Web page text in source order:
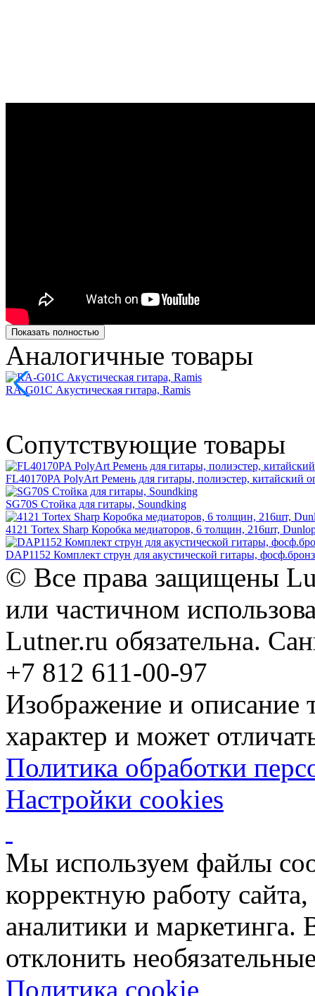
Показать полностью
Аналогичные товары
RA-G01C Акустическая гитара, Ramis
Сопутствующие товары
FL40170PA PolyArt Ремень для гитары, полиэстер, китайский
SG70S Стойка для гитары, Soundking
4121 Tortex Sharp Коробка медиаторов, 6 толщин, 216шт,
DAP1152 Комплект струн для акустической гитары,
© Все права защищены
или частичном
Lutner.ru обязательна.
+7 812 611-00-97
Изображение и описание
характер и может
Политика обработки
Настройки cookies
Мы используем файлы
корректную работу
аналитики и
отклонить
Политика cookie